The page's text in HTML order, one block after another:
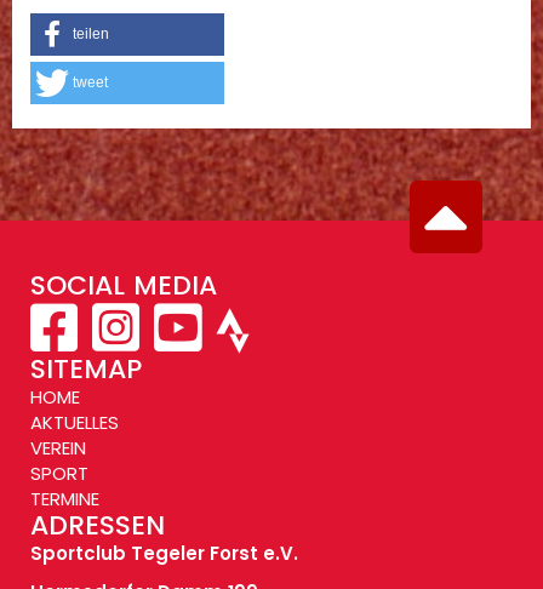
teilen
tweet
SOCIAL MEDIA
SITEMAP
HOME
AKTUELLES
VEREIN
SPORT
TERMINE
ADRESSEN
Sportclub Tegeler Forst e.V.